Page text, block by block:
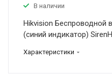
В наличии
Hikvision Беспроводной
(синий индикатор)
Характеристики